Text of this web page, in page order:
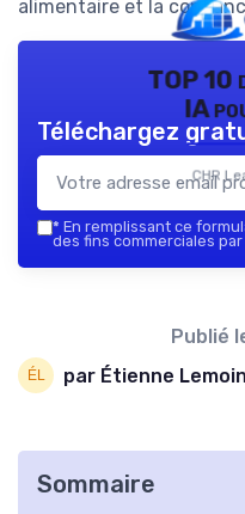
alimentaire et la
TOP 10
IA
CHR
Téléchargez
* En remplissant ce
des fins commerciales
Publié
par Étienne
Sommaire